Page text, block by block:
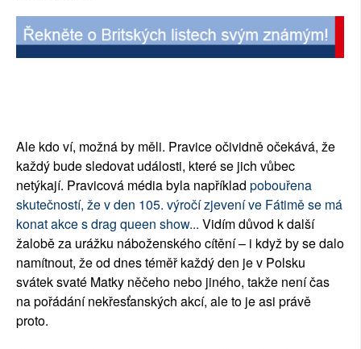
Ale kdo ví, možná by měli. Pravice očividně očekává, že
každý bude sledovat události, které se jich vůbec
netýkají. Pravicová média byla například pobouřena
skutečností, že v den 105. výročí zjevení ve Fátimě se má
konat akce s drag queen show... Vidím důvod k další
žalobě za urážku náboženského cítění – i když by se dalo
namítnout, že od dnes téměř každý den je v Polsku
svátek svaté Matky něčeho nebo jiného, ​​takže není čas
na pořádání nekřesťanských akcí, ale to je asi právě
proto.